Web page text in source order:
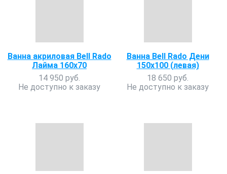
Ванна акриловая Bell Rado
Лайма 160x70
14 950 руб.
Не доступно к заказу
Ванна Bell Rado Дени
150х100 (левая)
18 650 руб.
Не доступно к заказу